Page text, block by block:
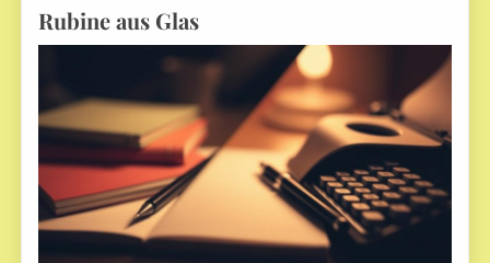
Rubine aus Glas